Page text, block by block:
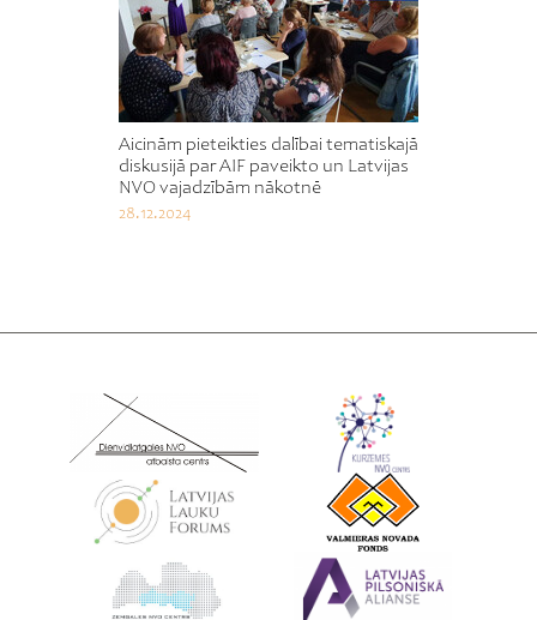
Aicinām pieteikties dalībai tematiskajā
diskusijā par AIF paveikto un Latvijas
NVO vajadzībām nākotnē
28.12.2024